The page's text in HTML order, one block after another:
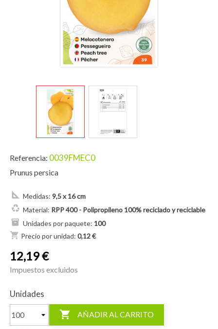
Referencia: 0039FMEC0
Prunus persica
Medidas: 9,5 x 16 cm
Material: RPP 400 - Polipropileno 100% reciclado y reciclable
Unidades por paquete: 100
shopping_cart Precio por unidad: 0,12 €
12,19 €
Impuestos excluidos
Unidades
 AÑADIR AL CARRITO